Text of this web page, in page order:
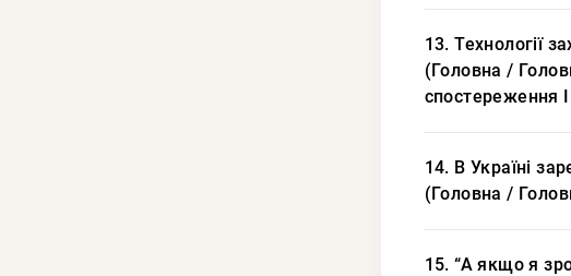
13. Технології
(Головна /
спостереження
14. В Україні
(Головна /
15. “А якщо я